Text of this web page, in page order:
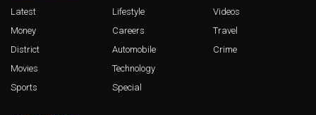
Latest
Money
District
Movies
Sports
Lifestyle
Careers
Automobile
Technology
Special
Videos
Travel
Crime